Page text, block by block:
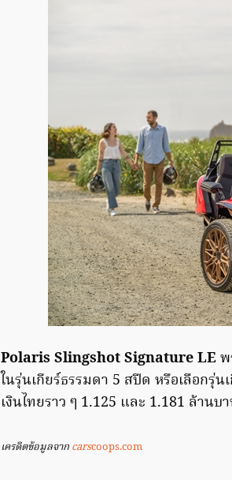
Polaris Slingshot Signature LEพ
ในรุ่นเกียร์ธรรมดา 5 สปีด หรือเลือกรุ่
เงินไทยราว ๆ 1.125 และ 1.181 ล้าน
เครดิตข้อมูลจากcarscoops.com